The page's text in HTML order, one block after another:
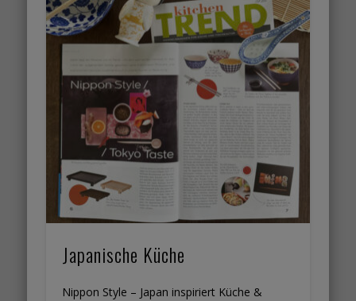
Japanische Küche
Nippon Style – Japan inspiriert Küche &